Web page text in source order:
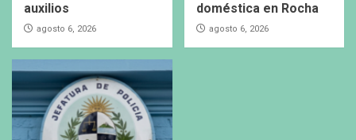
auxilios
agosto 6, 2026
doméstica en Rocha
agosto 6, 2026